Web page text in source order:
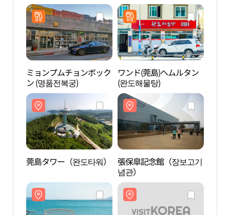
ミョンプムチョンボック
ン (명품전복궁)
ワンド(莞島)ヘムルタン
(완도해물탕)
莞島タワー（완도타워）
張保皐記念館（장보고기
념관）